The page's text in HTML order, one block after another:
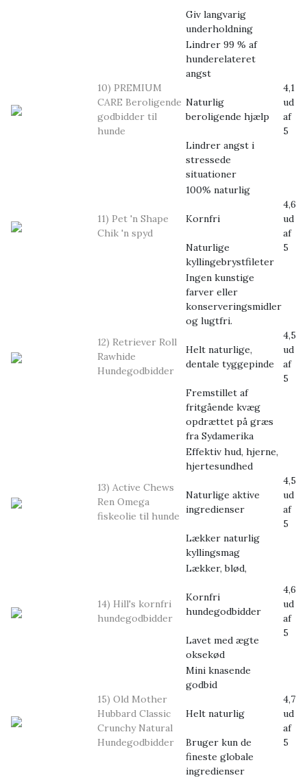
Giv langvarig
underholdning
10) PREMIUM
CARE Beroligende
godbidder til
hunde
Lindrer 99 % af
hunderelateret
angst
Naturlig
beroligende hjælp
Lindrer angst i
stressede
situationer
4,1
ud
af
5
11) Pet 'n Shape
Chik 'n spyd
100% naturlig
Kornfri
Naturlige
kyllingebrystfileter
4,6
ud
af
5
12) Retriever Roll
Rawhide
Hundegodbidder
Ingen kunstige
farver eller
konserveringsmidler
og lugtfri.
Helt naturlige,
dentale tyggepinde
Fremstillet af
fritgående kvæg
opdrættet på græs
fra Sydamerika
4,5
ud
af
5
13) Active Chews
Ren Omega
fiskeolie til hunde
Effektiv hud, hjerne,
hjertesundhed
Naturlige aktive
ingredienser
Lækker naturlig
kyllingsmag
4,5
ud
af
5
14) Hill's kornfri
hundegodbidder
Lækker, blød,
Kornfri
hundegodbidder
Lavet med ægte
oksekød
4,6
ud
af
5
15) Old Mother
Hubbard Classic
Crunchy Natural
Hundegodbidder
Mini knasende
godbid
Helt naturlig
Bruger kun de
fineste globale
ingredienser
4,7
ud
af
5